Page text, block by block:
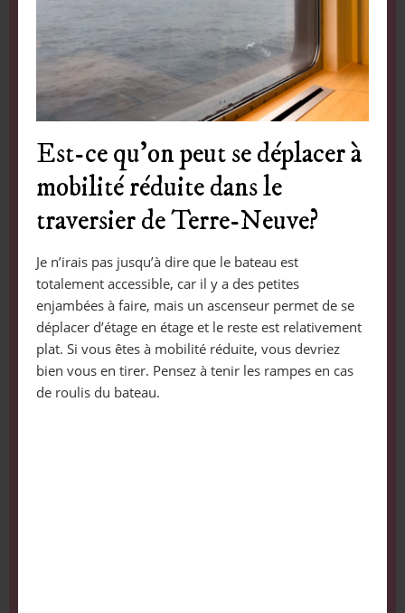
Est-ce qu’on peut se déplacer à
mobilité réduite dans le
traversier de Terre-Neuve?
Je n’irais pas jusqu’à dire que le bateau est
totalement accessible, car il y a des petites
enjambées à faire, mais un ascenseur permet de se
déplacer d’étage en étage et le reste est relativement
plat. Si vous êtes à mobilité réduite, vous devriez
bien vous en tirer. Pensez à tenir les rampes en cas
de roulis du bateau.